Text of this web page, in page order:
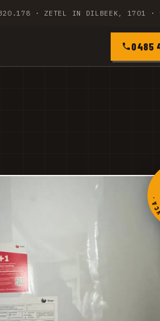
· ZETEL IN DILBEEK, 1701 ·
0485